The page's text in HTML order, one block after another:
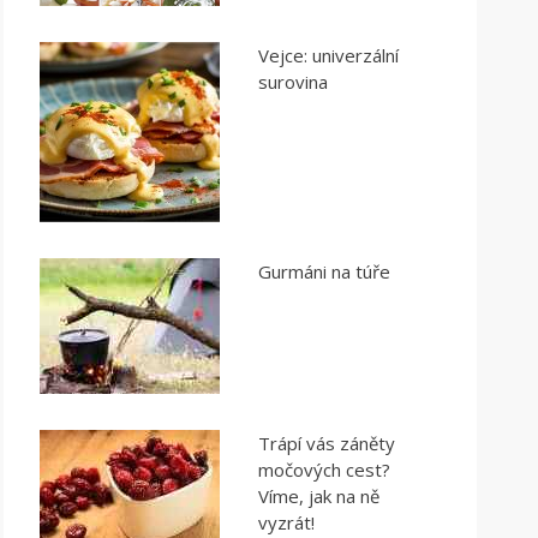
Vejce: univerzální
surovina
Gurmáni na túře
Trápí vás záněty
močových cest?
Víme, jak na ně
vyzrát!